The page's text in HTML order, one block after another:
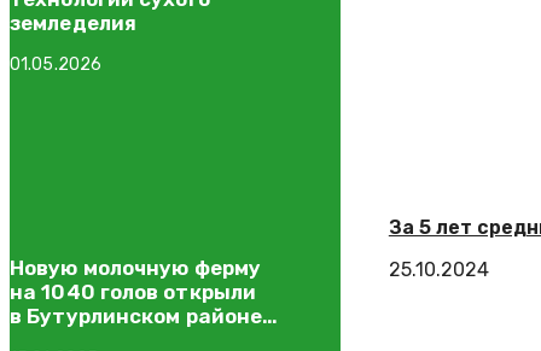
За 5 лет
25.10.2024
земледелия
01.05.2026
Новую молочную ферму
на 1040 голов открыли
в Бутурлинском районе